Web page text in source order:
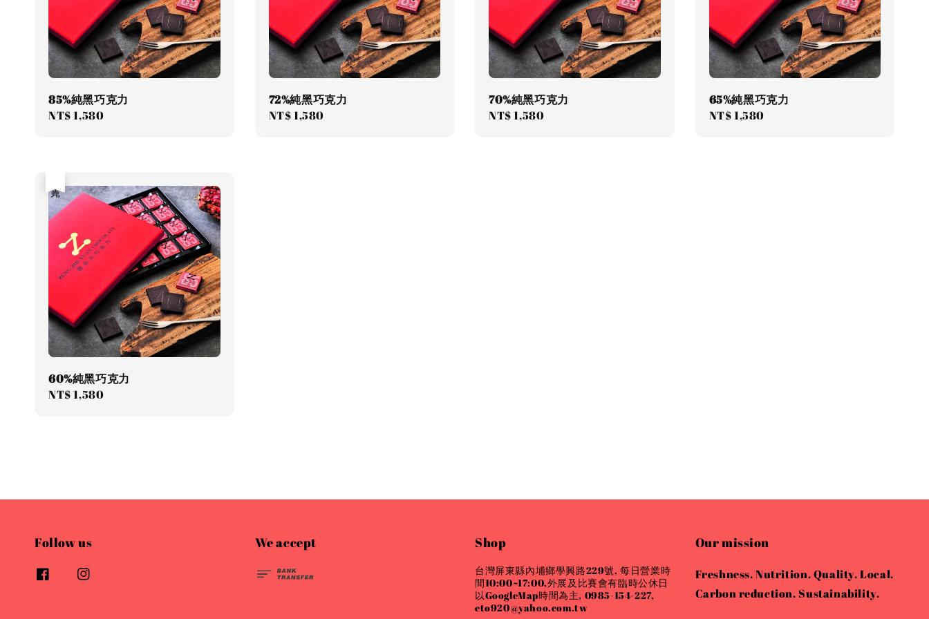
85%純黑巧克力
Regular
NT$ 1,580
72%純黑巧克力
Regular
NT$ 1,580
70%純黑巧克力
Regular
NT$ 1,580
65%純黑巧克力
Regular
NT$ 1,580
60%純黑巧克力
Regular
NT$ 1,580
Follow us We accept Shop
台灣屏東縣內埔鄉學興路229號, 每日營業時
間10:00~17:00,外展及比賽會有臨時公休日
以GoogleMap時間為主, 0985-154-227,
eto920@yahoo.com.tw
Our mission
Freshness. Nutrition. Quality. Local.
Carbon reduction. Sustainability.